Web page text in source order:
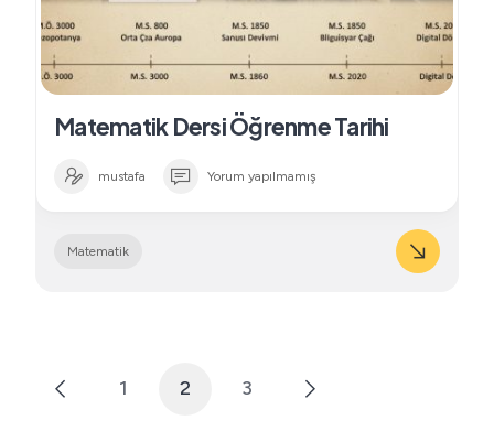
Matematik Dersi Öğrenme Tarihi
mustafa Yorum yapılmamış
Matematik
Yazı
1 2 3